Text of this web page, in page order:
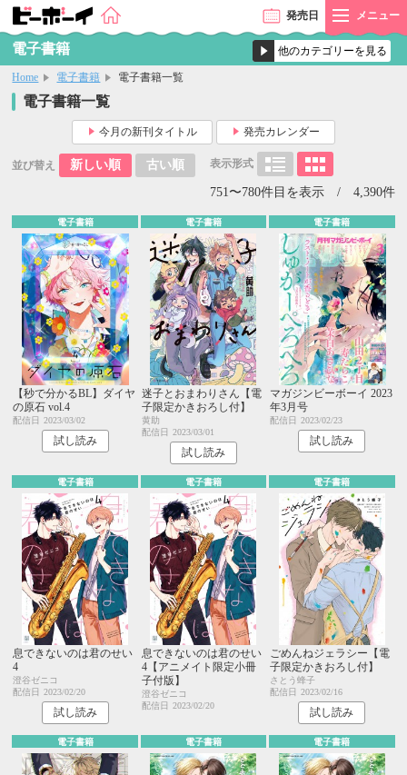
発売日 メニュー
電子書籍
Home 電子書籍 電子書籍一覧
電子書籍一覧
今月の新刊タイトル 発売カレンダー
並び替え 新しい順 古い順 表示形式
751〜780件目を表示 / 4,390件
電子書籍
【秒で分かるBL】ダイヤ
の原石 vol.4
配信日 2023/03/02
試し読み
電子書籍
迷子とおまわりさん【電
子限定かきおろし付】
黄助
配信日
2023/03/01
試し読み
電子書籍
マガジンビーボーイ 2023
年3月号
配信日 2023/02/23
試し読み
電子書籍
息できないのは君のせい
4
澄谷ゼニコ
配信日
2023/02/20
試し読み
電子書籍
息できないのは君のせい
4【アニメイト限定小冊
子付版】
澄谷ゼニコ
配信日
2023/02/20
電子書籍
ごめんねジェラシー【電
子限定かきおろし付】
さとう蜂子
配信日
2023/02/16
試し読み
電子書籍 電子書籍 電子書籍